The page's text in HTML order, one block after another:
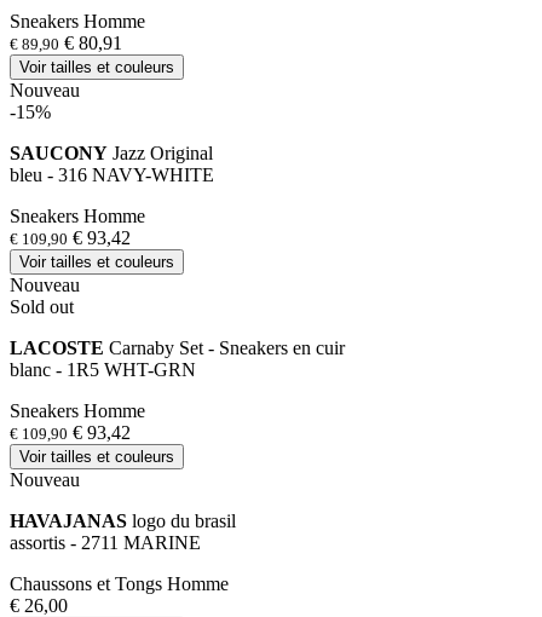
Sneakers Homme
€ 89,90 € 80,91
Voir tailles et couleurs
Nouveau
-15%
SAUCONY Jazz Original
bleu - 316 NAVY-WHITE
Sneakers Homme
€ 109,90 € 93,42
Voir tailles et couleurs
Nouveau
Sold out
LACOSTE Carnaby Set - Sneakers en cuir
blanc - 1R5 WHT-GRN
Sneakers Homme
€ 109,90 € 93,42
Voir tailles et couleurs
Nouveau
HAVAJANAS logo du brasil
assortis - 2711 MARINE
Chaussons et Tongs Homme
€ 26,00